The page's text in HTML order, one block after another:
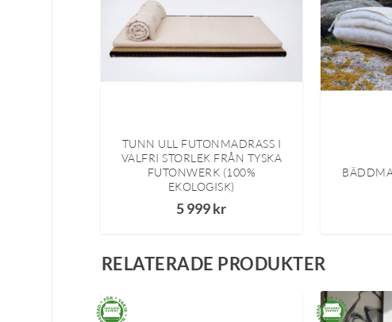
TUNN ULL FUTONMADRASS I
VALFRI STORLEK FRÅN TYSKA
FUTONWERK (100%
EKOLOGISK)
5 999kr
RELATERADE PRODUKTER